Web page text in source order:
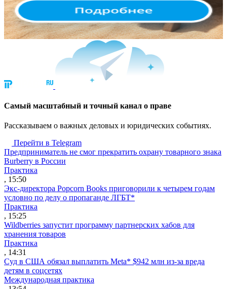
Cамый масштабный и точный канал о праве
Рассказываем о важных деловых и юридических событиях.
Перейти в Telegram
Предприниматель не смог прекратить охрану товарного знака
Burberry в России
Практика
, 15:50
Экс-директора Popcorn Books приговорили к четырем годам
условно по делу о пропаганде ЛГБТ*
Практика
, 15:25
Wildberries запустит программу партнерских хабов для
хранения товаров
Практика
, 14:31
Суд в США обязал выплатить Meta* $942 млн из-за вреда
детям в соцсетях
Международная практика